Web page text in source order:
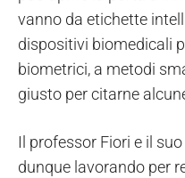
vanno da etichette
dispositivi biomedicali
biometrici, a metodi
giusto per citarne
Il professor Fiori e il
dunque lavorando per